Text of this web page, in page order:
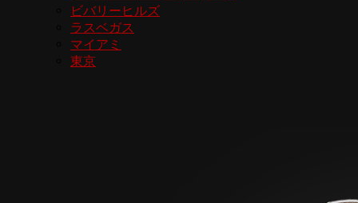
ビバリーヒルズ
ラスベガス
マイアミ
東京